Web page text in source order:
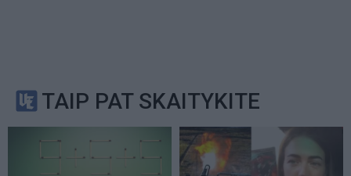
TAIP PAT SKAITYKITE